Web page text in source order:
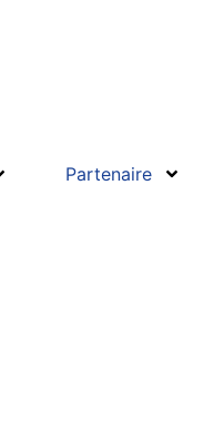
Partenaire